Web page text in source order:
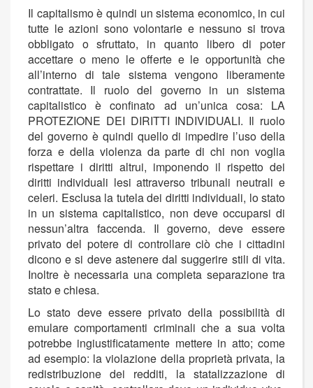
Il capitalismo è quindi un sistema economico, in cui
tutte le azioni sono volontarie e nessuno si trova
obbligato o sfruttato, in quanto libero di poter
accettare o meno le offerte e le opportunità che
all’interno di tale sistema vengono liberamente
contrattate. Il ruolo del governo in un sistema
capitalistico è confinato ad un’unica cosa: LA
PROTEZIONE DEI DIRITTI INDIVIDUALI. Il ruolo
del governo è quindi quello di impedire l’uso della
forza e della violenza da parte di chi non voglia
rispettare i diritti altrui, imponendo il rispetto dei
diritti individuali lesi attraverso tribunali neutrali e
celeri. Esclusa la tutela dei diritti individuali, lo stato
in un sistema capitalistico, non deve occuparsi di
nessun’altra faccenda. Il governo, deve essere
privato del potere di controllare ciò che i cittadini
dicono e si deve astenere dal suggerire stili di vita.
Inoltre è necessaria una completa separazione tra
stato e chiesa.
Lo stato deve essere privato della possibilità di
emulare comportamenti criminali che a sua volta
potrebbe ingiustificatamente mettere in atto; come
ad esempio: la violazione della proprietà privata, la
redistribuzione dei redditi, la statalizzazione di